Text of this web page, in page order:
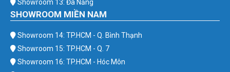
Showroom 13: Đà Nẵng
SHOWROOM MIỀN NAM
Showroom 14: TP.HCM - Q. Bình Thạnh
Showroom 15: TP.HCM - Q. 7
Showroom 16: TP.HCM - Hóc Môn